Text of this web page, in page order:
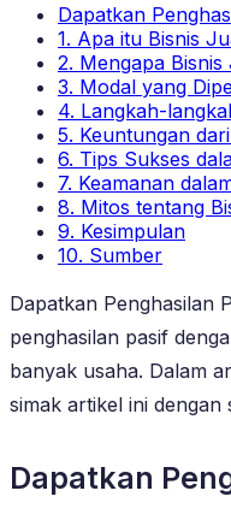
Dapatkan
1. Apa itu Bisnis
2. Mengapa
3. Modal yang
4. Langkah-
5. Keuntungan
6. Tips Sukses
7. Keamanan
8. Mitos tentang
9. Kesimpulan
10. Sumber
Dapatkan Penghasilan
penghasilan pasif
banyak usaha. Dalam
simak artikel ini dengan
Dapatkan